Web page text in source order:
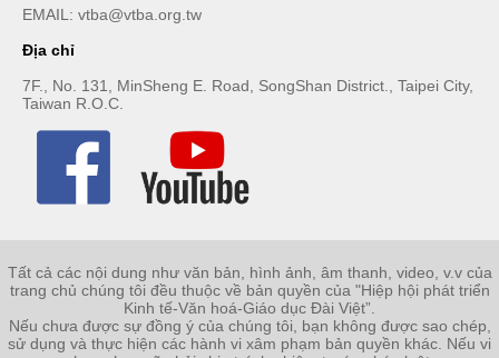
EMAIL: vtba@vtba.org.tw
Địa chỉ
7F., No. 131, MinSheng E. Road, SongShan District., Taipei City,
Taiwan R.O.C.
​Tất cả các nội dung như văn bản, hình ảnh, âm thanh, video, v.v của
trang chủ chúng tôi đều thuộc về bản quyền của "Hiệp hội phát triển
Kinh tế-Văn hoá-Giáo dục Đài Việt”.
Nếu chưa được sự đồng ý của chúng tôi, bạn không được sao chép,
sử dụng và thực hiện các hành vi xâm phạm bản quyền khác. Nếu vi